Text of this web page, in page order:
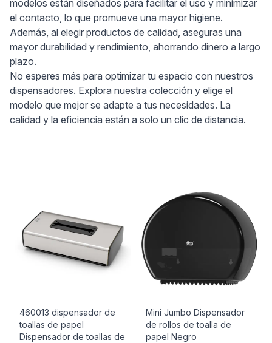
modelos están diseñados para facilitar el uso y minimizar
el contacto, lo que promueve una mayor higiene.
Además, al elegir productos de calidad, aseguras una
mayor durabilidad y rendimiento, ahorrando dinero a largo
plazo.
No esperes más para optimizar tu espacio con nuestros
dispensadores. Explora nuestra colección y elige el
modelo que mejor se adapte a tus necesidades. La
calidad y la eficiencia están a solo un clic de distancia.
460013 dispensador de
toallas de papel
Dispensador de toallas de
Mini Jumbo Dispensador
de rollos de toalla de
papel Negro